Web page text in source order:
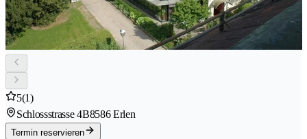
5(1)
Schlossstrasse 4B8586 Erlen
Termin reservieren